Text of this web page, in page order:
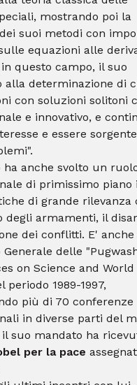
mostrando poi la
suoi metodi con
equazioni alle
questo campo, il suo
alla determinazione di
con soluzioni solitoni
e innovativo, e
e essere
ha anche svolto un
di primissimo piano
di grande rilevanza
degli armamenti, il
dei conflitti. E' anche
Generale delle
on Science and World
periodo 1989-1997,
più di 70 conferenze
in diverse parti del
suo mandato ha
per la pace